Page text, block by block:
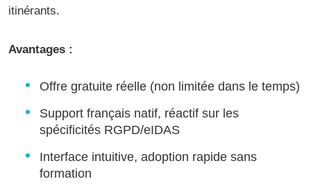
itinérants.
Avantages :
Offre gratuite réelle (non limitée dans le temps)
Support français natif, réactif sur les
spécificités RGPD/eIDAS
Interface intuitive, adoption rapide sans
formation